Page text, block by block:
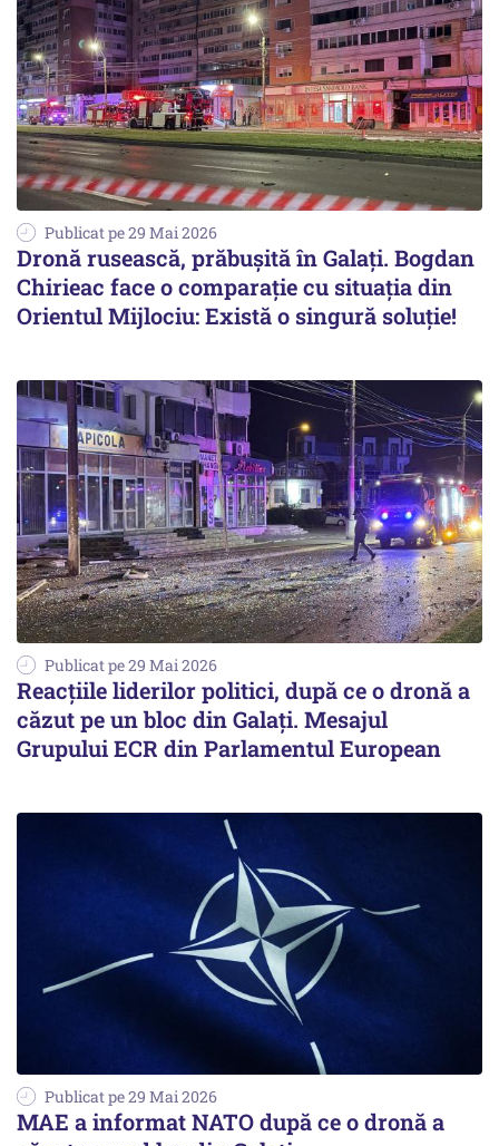
Publicat pe 29 Mai 2026
Dronă rusească, prăbușită în Galați. Bogdan
Chirieac face o comparație cu situația din
Orientul Mijlociu: Există o singură soluție!
Publicat pe 29 Mai 2026
Reacțiile liderilor politici, după ce o dronă a
căzut pe un bloc din Galați. Mesajul
Grupului ECR din Parlamentul European
Publicat pe 29 Mai 2026
MAE a informat NATO după ce o dronă a